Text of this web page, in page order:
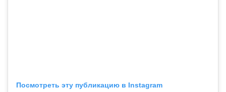
Посмотреть эту публикацию в Instagram